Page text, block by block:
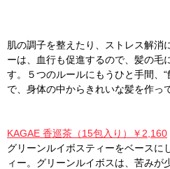
肌の調子を整えたり、ストレス解消
ーは、血行も促進するので、髪の毛
す。５つのルールにもうひと手間、
で、身体の中からきれいな髪を作っ
KAGAE 香巡茶（15包入り）￥2,160
グリーンルイボスティーをベースに
ィー。グリーンルイボスは、苦みが